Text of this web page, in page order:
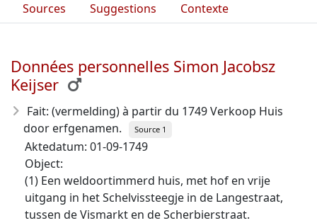
Sources
Suggestions Contexte
Données personnelles Simon Jacobsz
Keijser
Fait: (vermelding) à partir du 1749 Verkoop Huis
door erfgenamen.
Source 1
Aktedatum: 01-09-1749
Object:
(1) Een weldoortimmerd huis, met hof en vrije
uitgang in het Schelvissteegje in de Langestraat,
tussen de Vismarkt en de Scherbierstraat.